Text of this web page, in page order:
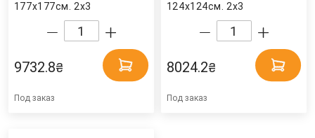
177х177см. 2x3
9732.8₴
Под заказ
124х124см. 2x3
8024.2₴
Под заказ